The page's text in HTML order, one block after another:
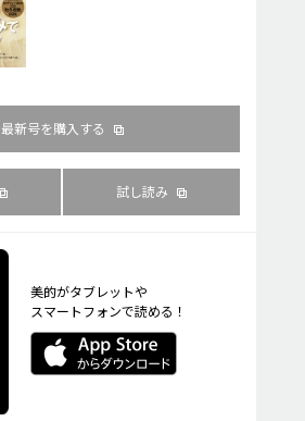
最新号を購入する
試し読み
美的がタブレットや
スマートフォンで読める！